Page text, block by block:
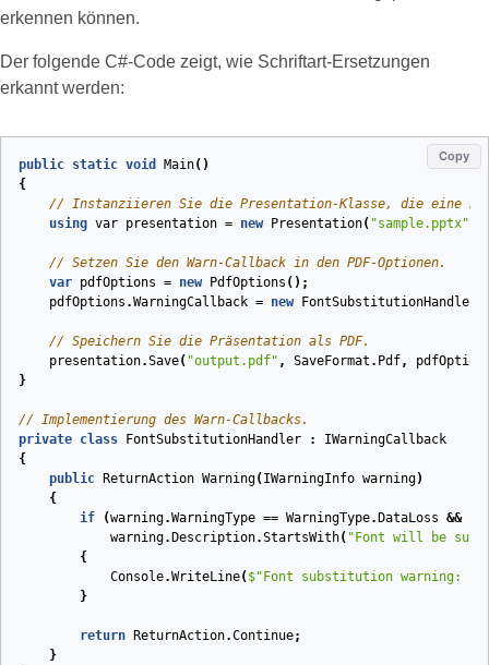
erkennen können.
Der folgende C#‑Code zeigt, wie Schriftart‑Ersetzungen
erkannt werden:
Copy
public static void Main()
{
// Instanziieren Sie die Presentation‑Klasse, die eine
using var presentation = new Presentation( "sample.pptx"
// Setzen Sie den Warn‑Callback in den PDF‑Optionen.
var pdfOptions = new PdfOptions ();
pdfOptions .WarningCallback = new FontSubstitutionHandler
// Speichern Sie die Präsentation als PDF.
presentation.Save( "output.pdf" , SaveFormat . Pdf,
}
// Implementierung des Warn‑Callbacks.
private class FontSubstitutionHandler :
IWarningCallback
{
public
ReturnAction Warning( IWarningInfo warning)
{
if
(warning.WarningType == WarningType. DataLoss &&
warning. Description.StartsWith( "Font will be
{
Console.WriteLine( $"Font substitution warning:
}
return ReturnAction.Continue;
}